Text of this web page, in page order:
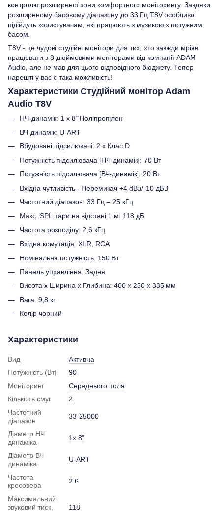
контролю розширеної зони комфортного моніторингу. Завдяки
розширеному басовому діапазону до 33 Гц T8V особливо
підійдуть користувачам, які працюють з музикою з потужним
басом.
T8V - це чудові студійні монітори для тих, хто завжди мріяв
працювати з 8-дюймовими моніторами від компанії ADAM
Audio, але не мав для цього відповідного бюджету. Тепер
нарешті у вас є така можливість!
Характеристики Студійний монітор Adam
Audio T8V
НЧ-динамік: 1 х 8 ̋ Поліпропілен
ВЧ-динамік: U-ART
Вбудовані підсилювачі: 2 х Клас D
Потужність підсилювача [НЧ-динамік]: 70 Вт
Потужність підсилювача [ВЧ-динамік]: 20 Вт
Вхідна чутливість - Перемикач +4 dBu/-10 дБВ
Частотний діапазон: 33 Гц – 25 кГц
Макс. SPL пари на відстані 1 м: 118 дБ
Частота розподілу: 2,6 кГц
Вхідна комутація: XLR, RCA
Номінальна потужність: 150 Вт
Панель управління: Задня
Висота x Ширина x Глибина: 400 х 250 х 335 мм
Вага: 9,8 кг
Колір чорний
Характеристики
Вид
Активна
Потужність (Вт)
90
Моніторинг
Середнього поля
Кількість смуг
2
Частотний
діапазон
33-25000
Діаметр НЧ
динаміка
1x 8"
Діаметр ВЧ
динаміка
U-ART
Частота
кросовера
2.6
Максимальний
звуковий тиск,
118